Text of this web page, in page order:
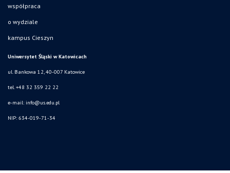
współpraca
o wydziale
kampus Cieszyn
Uniwersytet Śląski w Katowicach
ul. Bankowa 12, 40-007 Katowice
tel. +48 32 359 22 22
e-mail: info@us.edu.pl
NIP: 634-019-71-34